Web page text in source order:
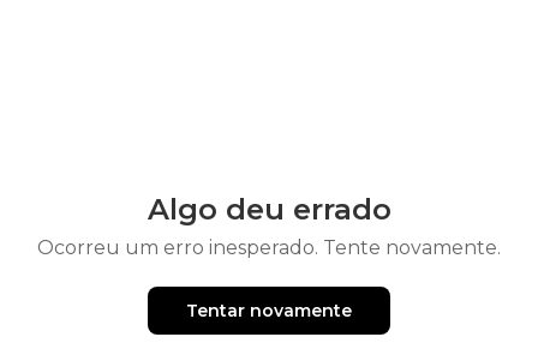
Algo deu errado
Ocorreu um erro inesperado. Tente novamente.
Tentar novamente